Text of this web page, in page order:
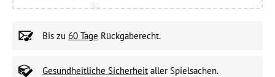
Bis zu 60 Tage Rückgaberecht.
Gesundheitliche Sicherheit aller Spielsachen.